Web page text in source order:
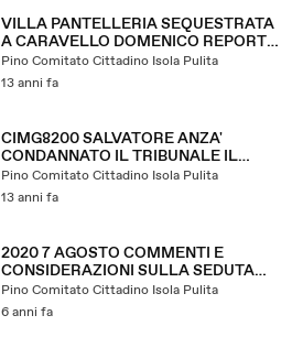
VILLA PANTELLERIA SEQUESTRATA
A CARAVELLO DOMENICO REPORT
GENNAIO 2006
Pino Comitato Cittadino Isola Pulita
13 anni fa
CIMG8200 SALVATORE ANZA'
CONDANNATO IL TRIBUNALE IL
PIANO ARIA E' COPIATO
Pino Comitato Cittadino Isola Pulita
13 anni fa
2020 7 AGOSTO COMMENTI E
CONSIDERAZIONI SULLA SEDUTA
DEL CONSIGLIO BAGARRE DEL
CONSIGLIO COMUNALE DI ISOLA
Pino Comitato Cittadino Isola Pulita
6 anni fa